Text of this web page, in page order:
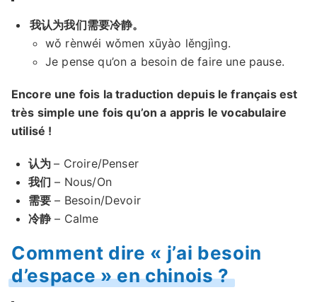
我认为我们需要冷静。
wǒ rènwéi wǒmen xūyào lěngjìng.
Je pense qu’on a besoin de faire une pause.
Encore une fois la traduction depuis le français est
très simple une fois qu’on a appris le vocabulaire
utilisé !
认为– Croire/Penser
我们 – Nous/On
需要 – Besoin/Devoir
冷静– Calme
Comment dire « j’ai besoin
d’espace » en chinois ?